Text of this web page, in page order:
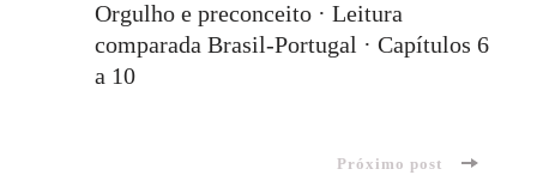
Orgulho e preconceito · Leitura
comparada Brasil-Portugal · Capítulos 6
a 10
Próximo post